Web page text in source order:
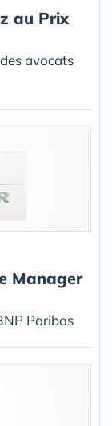
au Prix
avocats
Manager
Paribas